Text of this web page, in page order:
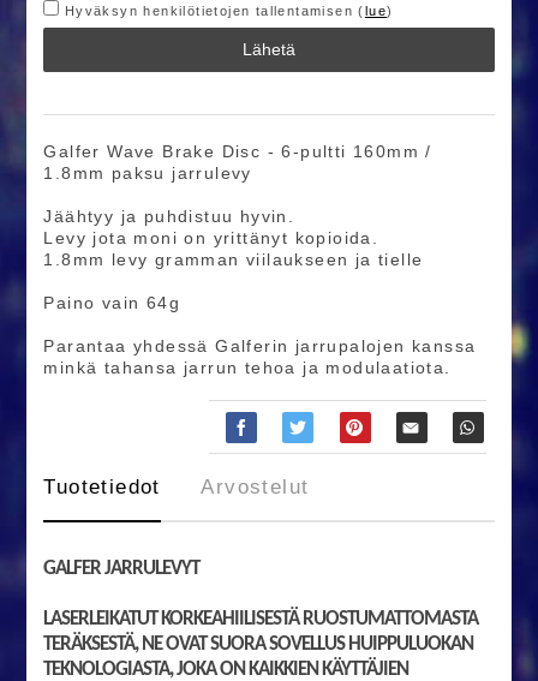
Hyväksyn henkilötietojen tallentamisen (lue)
Lähetä
Galfer Wave Brake Disc - 6-pultti 160mm /
1.8mm paksu jarrulevy
Jäähtyy ja puhdistuu hyvin.
Levy jota moni on yrittänyt kopioida.
1.8mm levy gramman viilaukseen ja tielle
Paino vain 64g
Parantaa yhdessä Galferin jarrupalojen kanssa
minkä tahansa jarrun tehoa ja modulaatiota.
Tuotetiedot Arvostelut
GALFER JARRULEVYT
LASERLEIKATUT KORKEAHIILISESTÄ RUOSTUMATTOMASTA
TERÄKSESTÄ, NE OVAT SUORA SOVELLUS HUIPPULUOKAN
TEKNOLOGIASTA, JOKA ON KAIKKIEN KÄYTTÄJIEN